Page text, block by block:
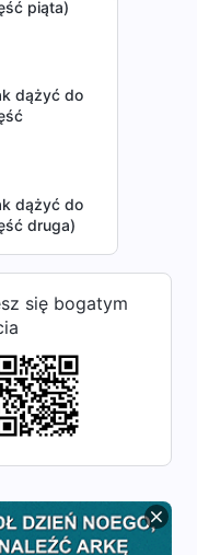
piąta)
dążyć do
dążyć do
druga)
dążyć do
trzecia)
dążyć do
czwarta)
dążyć do
piąta)
się bogatym